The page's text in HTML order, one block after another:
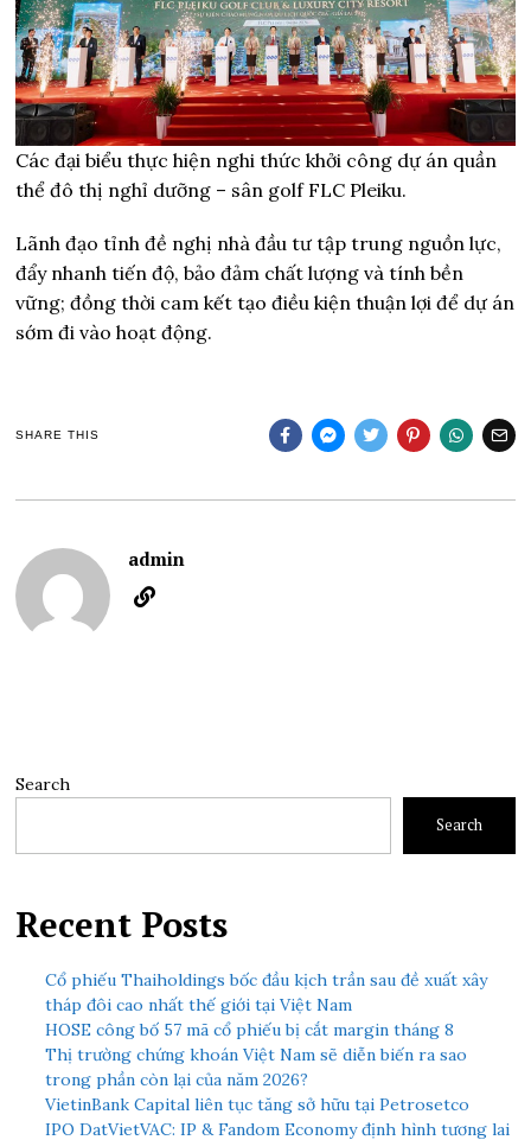
Các đại biểu thực hiện nghi thức khởi công dự án quần
thể đô thị nghỉ dưỡng – sân golf FLC Pleiku.
Lãnh đạo tỉnh đề nghị nhà đầu tư tập trung nguồn lực,
đẩy nhanh tiến độ, bảo đảm chất lượng và tính bền
vững; đồng thời cam kết tạo điều kiện thuận lợi để dự án
sớm đi vào hoạt động.
SHARE THIS
admin
Search
Search
Recent Posts
Cổ phiếu Thaiholdings bốc đầu kịch trần sau đề xuất xây
tháp đôi cao nhất thế giới tại Việt Nam
HOSE công bố 57 mã cổ phiếu bị cắt margin tháng 8
Thị trường chứng khoán Việt Nam sẽ diễn biến ra sao
trong phần còn lại của năm 2026?
VietinBank Capital liên tục tăng sở hữu tại Petrosetco
IPO DatVietVAC: IP & Fandom Economy định hình tương lai